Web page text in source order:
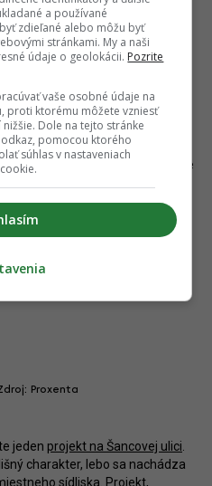
výstavba spustí po dokončení
však túto informáciu
Biela už disponuje právoplatným
výstavby bol spustený,“
zatiaľ veľa aktivity
známe nie sú.„Bytový
bytov nie je zatiaľ aktuálny,“
Endorfine. Doteraz zverejnené
súčasnej architektúry, ktorá
okolitú zástavbu.
nepochopiteľne
mohla premeniť na luxusne
Biela, ktorá sa má dokončiť
plánuje aj
Proxenta
jeden projekt na Šancovej ulici
charakter, lebo sa nachádza
sídliska. Projekt,
a používané
zdieľané alebo môžu byť
stránkami. My a naši
údaje o geolokácii. Pozrite
vaše osobné údaje na
proti ktorému môžete vzniesť
Dole na tejto stránke
pomocou ktorého
súhlas v nastaveniach